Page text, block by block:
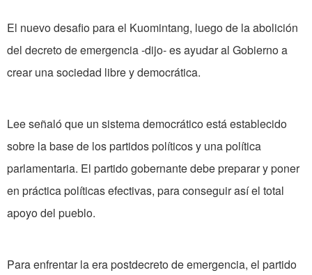
El nuevo desafio para el Kuomintang, luego de la abolición
del decreto de emergencia -dijo- es ayudar al Gobierno a
crear una sociedad libre y democrática.
Lee señaló que un sistema democrático está establecido
sobre la base de los partidos políticos y una política
parlamentaria. El partido gobernante debe preparar y poner
en práctica políticas efectivas, para conseguir así el total
apoyo del pueblo.
Para enfrentar la era postdecreto de emergencia, el partido